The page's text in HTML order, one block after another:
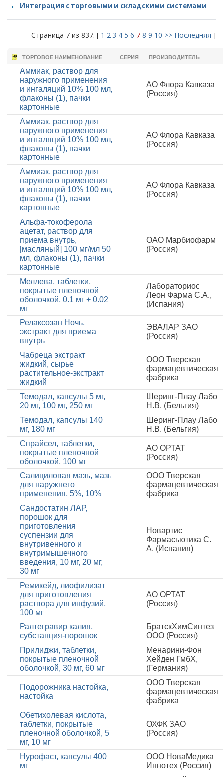
Интеграция с торговыми и складскими системами
Страница 7 из 837. [ 1 2 3 4 5 6 7 8 9 10 >> Последняя ]
ТОРГОВОЕ НАИМЕНОВАНИЕ СЕРИЯ ПРОИЗВОДИТЕЛЬ
Аммиак, раствор для
наружного применения
и ингаляций 10% 100 мл,
флаконы (1), пачки
картонные
АО Флора Кавказа
(Россия)
Аммиак, раствор для
наружного применения
и ингаляций 10% 100 мл,
флаконы (1), пачки
картонные
АО Флора Кавказа
(Россия)
Аммиак, раствор для
наружного применения
и ингаляций 10% 100 мл,
флаконы (1), пачки
картонные
АО Флора Кавказа
(Россия)
Альфа-токоферола
ацетат, раствор для
приема внутрь,
[масляный] 100 мг/мл 50
мл, флаконы (1), пачки
картонные
ОАО Марбиофарм
(Россия)
Меллева, таблетки,
покрытые пленочной
оболочкой, 0.1 мг + 0.02
мг
Лабораториос
Леон Фарма С.А.,
(Испания)
Релаксозан Ночь,
экстракт для приема
внутрь
ЭВАЛАР ЗАО
(Россия)
Чабреца экстракт
жидкий, сырье
растительное-экстракт
жидкий
ООО Тверская
фармацевтическая
фабрика
Темодал, капсулы 5 мг,
20 мг, 100 мг, 250 мг
Шеринг-Плау Лабо
Н.В. (Бельгия)
Темодал, капсулы 140
мг, 180 мг
Шеринг-Плау Лабо
Н.В. (Бельгия)
Спрайсел, таблетки,
покрытые пленочной
оболочкой, 100 мг
АО ОРТАТ
(Россия)
Салициловая мазь, мазь
для наружнего
применения, 5%, 10%
ООО Тверская
фармацевтическая
фабрика
Сандостатин ЛАР,
порошок для
приготовления
суспензии для
внутривенного и
внутримышечного
введения, 10 мг, 20 мг,
30 мг
Новартис
Фармасьютика С.
А. (Испания)
Ремикейд, лиофилизат
для приготовления
раствора для инфузий,
100 мг
АО ОРТАТ
(Россия)
Ралтегравир калия,
субстанция-порошок
БратскХимСинтез
ООО (Россия)
Прилиджи, таблетки,
покрытые пленочной
оболочкой, 30 мг, 60 мг
Менарини-Фон
Хейден ГмбХ,
(Германия)
Подорожника настойка,
настойка
ООО Тверская
фармацевтическая
фабрика
Обетихолевая кислота,
таблетки, покрытые
пленочной оболочкой, 5
мг, 10 мг
ОХФК ЗАО
(Россия)
Нурофаст, капсулы 400
мг
ООО НоваМедика
Иннотех (Россия)